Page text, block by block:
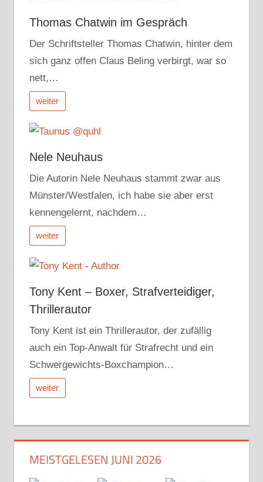
Thomas Chatwin im Gespräch
Der Schriftsteller Thomas Chatwin, hinter dem
sich ganz offen Claus Beling verbirgt, war so
nett,…
weiter
Nele Neuhaus
Die Autorin Nele Neuhaus stammt zwar aus
Münster/Westfalen, ich habe sie aber erst
kennengelernt, nachdem…
weiter
Tony Kent – Boxer, Strafverteidiger,
Thrillerautor
Tony Kent ist ein Thrillerautor, der zufällig
auch ein Top-Anwalt für Strafrecht und ein
Schwergewichts-Boxchampion…
weiter
MEISTGELESEN JUNI 2026